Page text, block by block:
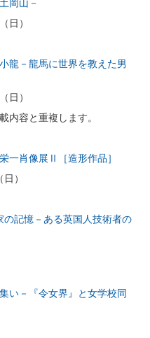
岡山－
日）
－龍馬に世界を教えた男
日）
内容と重複します。
一肖像展Ⅱ［造形作品］
）
記憶－ある英国人技術者の
い－『令女界』と女学校同